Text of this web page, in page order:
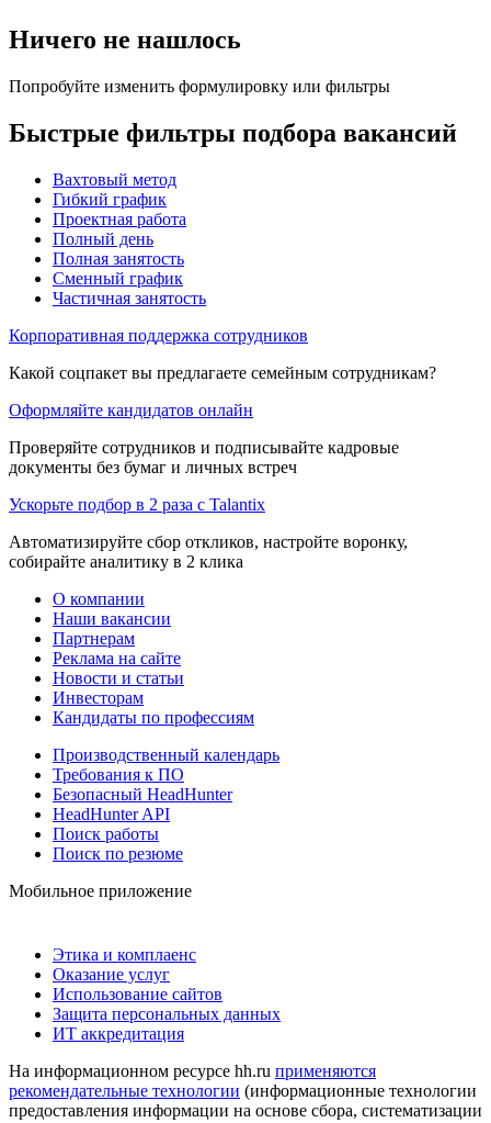
Ничего не нашлось
Попробуйте изменить формулировку или фильтры
Быстрые фильтры подбора вакансий
Вахтовый метод
Гибкий график
Проектная работа
Полный день
Полная занятость
Сменный график
Частичная занятость
Корпоративная поддержка сотрудников
Какой соцпакет вы предлагаете семейным сотрудникам?
Оформляйте кандидатов онлайн
Проверяйте сотрудников и подписывайте кадровые
документы без бумаг и личных встреч
Ускорьте подбор в 2 раза с Talantix
Автоматизируйте сбор откликов, настройте воронку,
собирайте аналитику в 2 клика
О компании
Наши вакансии
Партнерам
Реклама на сайте
Новости и статьи
Инвесторам
Кандидаты по профессиям
Производственный календарь
Требования к ПО
Безопасный HeadHunter
HeadHunter API
Поиск работы
Поиск по резюме
Мобильное приложение
Этика и комплаенс
Оказание услуг
Использование сайтов
Защита персональных данных
ИТ аккредитация
На информационном ресурсе hh.ru применяются
рекомендательные технологии (информационные технологии
предоставления информации на основе сбора, систематизации